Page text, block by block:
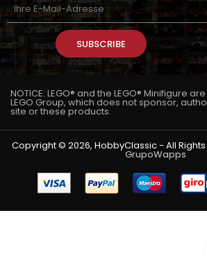
SUBSCRIBE
NOTICE: LEGO® and the LEGO® Minifigure
LEGO Group, which does not sponsor,
site or these products.
Copyright © 2026, HobbyClassic - All
GrupoWapps